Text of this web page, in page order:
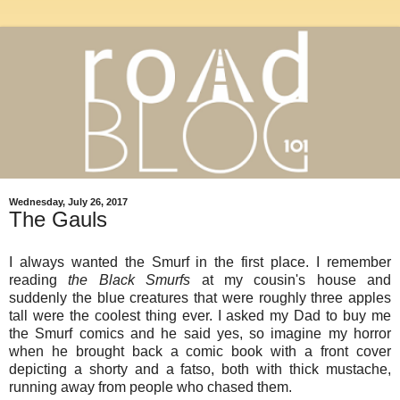
Wednesday, July 26, 2017
The Gauls
I always wanted the Smurf in the first place. I remember
readingthe BlackSmurfs at my cousin's house and
suddenly the blue creatures that were roughly three apples
tall were the coolest thing ever. I asked my Dad to buy me
the Smurf comics and he said yes, so imagine my horror
when he brought back a comic book with a front cover
depicting a shorty and a fatso, both with thick mustache,
running away from people who chased them.